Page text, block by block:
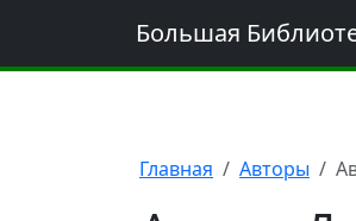
Большая
Главная Авторы